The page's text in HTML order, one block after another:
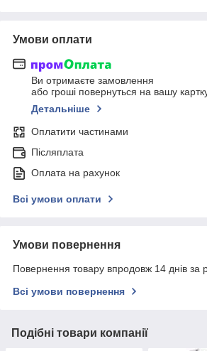
Умови оплати
Ви отримаєте замовлення
або гроші повернуться на вашу
Детальніше
Оплатити частинами
Післяплата
Оплата на рахунок
Всі умови оплати
Умови повернення
Повернення товару впродовж 14 днів за
Всі умови повернення
Подібні товари компанії